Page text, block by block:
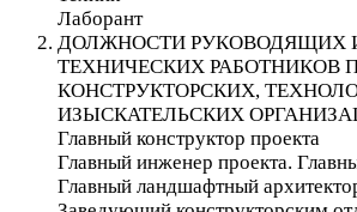
Лаборант
ДОЛЖНОСТИ РУКОВОДЯЩИХ
ТЕХНИЧЕСКИХ РАБОТНИКОВ
КОНСТРУКТОРСКИХ,
ИЗЫСКАТЕЛЬСКИХ
Главный конструктор проекта
Главный инженер проекта.
Главный ландшафтный